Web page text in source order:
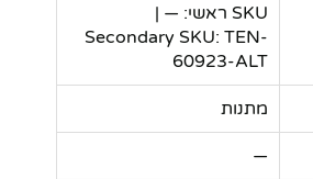
SKU ראשי: — |
Secondary SKU: TEN-
60923-ALT
מתנות
—